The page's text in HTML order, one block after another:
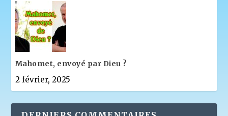
Mahomet, envoyé par Dieu ?
2 février, 2025